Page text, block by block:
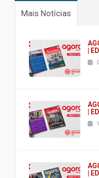
Mais Notícias
|
|
|